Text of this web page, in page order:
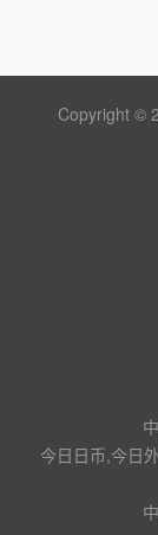
Copyright ©
今日日币,今日